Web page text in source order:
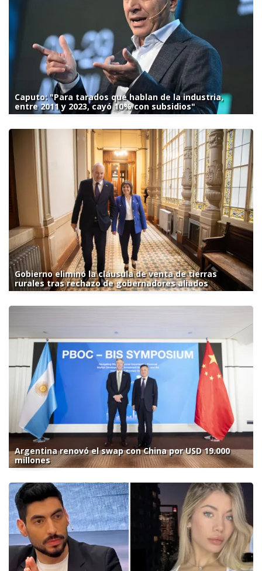
Caputo: "Para tarados que hablan de la industria,
entre 2011 y 2023, cayó 10% con subsidios"
Gobierno eliminó la cláusula de venta de tierras
rurales tras rechazo de gobernadores aliados
Argentina renovó el swap con China por USD 19.000
millones